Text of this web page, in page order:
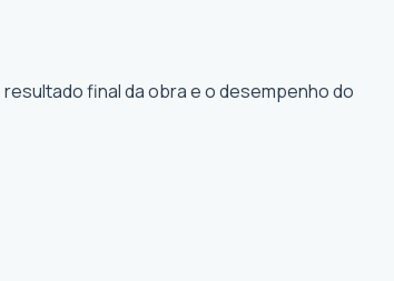
final da obra e o desempenho do